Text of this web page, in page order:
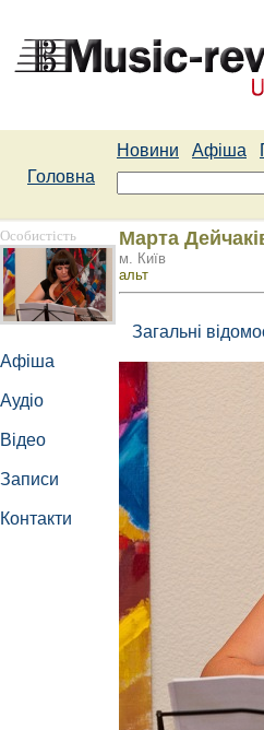
Новини Афіша
Головна
Особистість
Афіша
Аудіо
Відео
Записи
Контакти
Марта
м. Київ
альт
Загальні